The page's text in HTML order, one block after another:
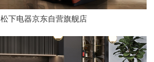
松下电器京东自营旗舰店